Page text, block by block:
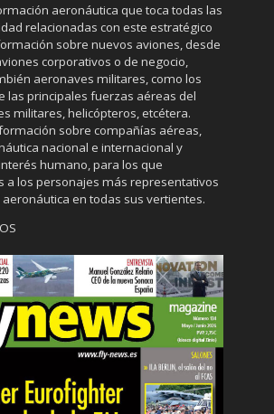
aeronáutica que toca todas las
relacionadas con este estratégico
sobre nuevos aviones, desde
corporativos o de negocio,
aeronaves militares, como los
las principales fuerzas aéreas del
militares, helicópteros, etcétera.
sobre compañías aéreas,
nacional e internacional y
humano, para los que
a los personajes más representativos
en todas sus vertientes.